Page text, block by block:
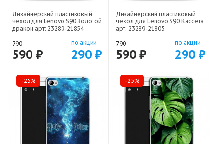
Дизайнерский пластиковый
чехол для Lenovo S90 Золотой
дракон арт: 23289-21854
790
590 ₽
по акции
290 ₽
Дизайнерский пластиковый
чехол для Lenovo S90 Кассета
арт: 23289-21805
790
590 ₽
по акции
290 ₽
-25% -25%